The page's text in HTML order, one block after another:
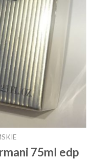
75ml edp